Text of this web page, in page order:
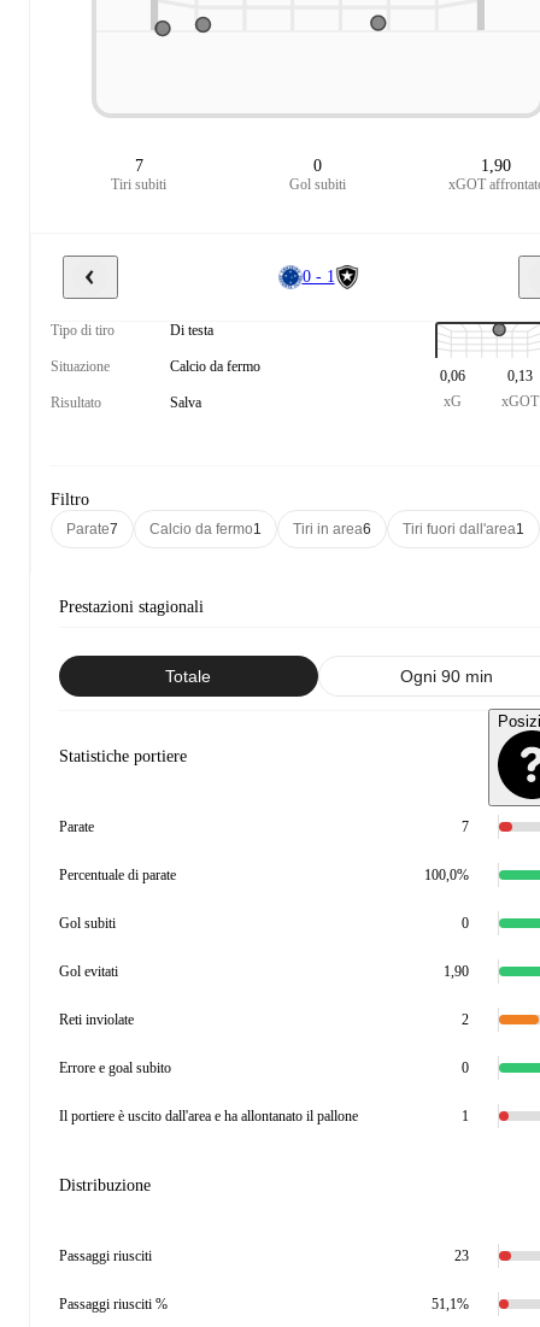
7
Tiri subiti
0
Gol subiti
1,90
xGOT
0 - 1
Tipo di tiro Di testa
Situazione Calcio da fermo
Risultato Salva
0,06
xG
0,13
xGOT
Filtro
Parate7 Calcio da fermo1 Tiri in area6 Tiri fuori dall'area1
Prestazioni stagionali
Totale Ogni 90 min
Statistiche portiere
Parate 7
Percentuale di parate 100,0%
Gol subiti 0
Gol evitati 1,90
Reti inviolate 2
Errore e goal subito 0
Il portiere è uscito dall'area e ha allontanato il pallone 1
Distribuzione
Passaggi riusciti 23
Passaggi riusciti % 51,1%